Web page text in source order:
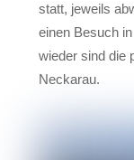
statt, jeweils
einen Besuch
wieder sind die
Neckarau.